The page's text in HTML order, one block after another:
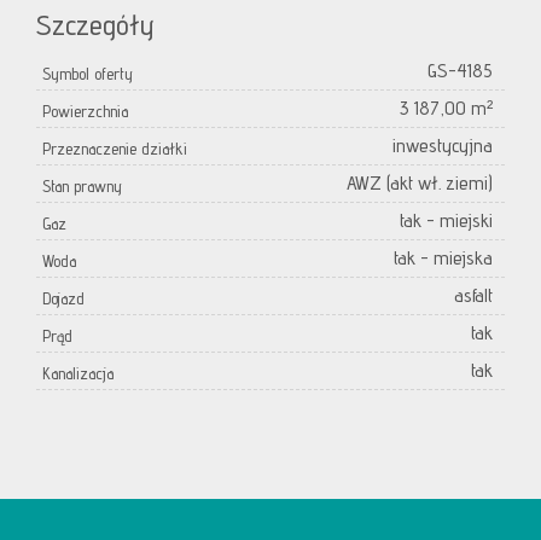
Szczegóły
Symbol oferty GS-4185
Powierzchnia 3 187,00 m²
Przeznaczenie działki inwestycyjna
Stan prawny AWZ (akt wł. ziemi)
Gaz tak - miejski
Woda tak - miejska
Dojazd asfalt
Prąd tak
Kanalizacja tak